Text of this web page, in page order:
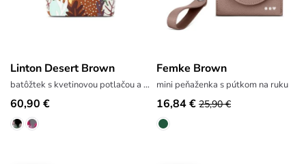
Linton Desert Brown
batôžtek s kvetinovou potlačou a výšivkou
60,90 €
Femke Brown
mini peňaženka s pútkom na ruku
16,84 € 25,90 €